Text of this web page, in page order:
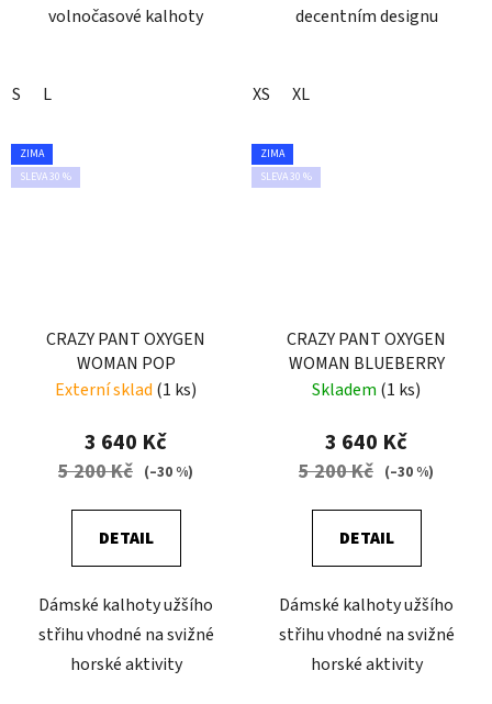
volnočasové kalhoty
S L
decentním designu
XS XL
ZIMA
SLEVA 30 %
CRAZY PANT OXYGEN
WOMAN POP
Externí sklad (1 ks)
3 640 Kč
5 200 Kč (–30 %)
DETAIL
Dámské kalhoty užšího
střihu vhodné na svižné
horské aktivity
ZIMA
SLEVA 30 %
CRAZY PANT OXYGEN
WOMAN BLUEBERRY
Skladem (1 ks)
3 640 Kč
5 200 Kč (–30 %)
DETAIL
Dámské kalhoty užšího
střihu vhodné na svižné
horské aktivity